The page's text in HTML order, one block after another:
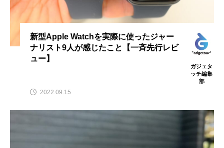
新型Apple Watchを実際に使ったジャー
ナリスト9人が感じたこと【一斉先行レビ
ュー】
ガジェタ
ッチ編集
部
2022.09.15